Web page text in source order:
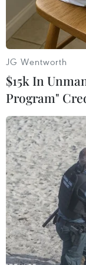
Tổng thư ký
Tổ chức Hiệp
ngày 28/1
quốc phòng
ra trong hai
JG Wentworth
$15k In
Program"